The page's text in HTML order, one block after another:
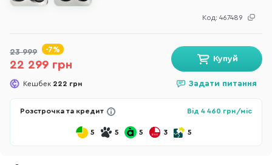
Код: 467489
23 999 -7%
22 299 грн
Кешбек 222 грн
Купуй
Задати питання
Розстрочка та кредит Від 4 460 грн/міс
5 5 5 3 5